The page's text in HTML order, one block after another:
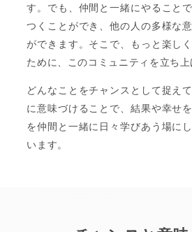
す。でも、仲間と一緒にやること
つくことができ、他の人の多様な
ができます。そこで、もっと楽し
ために、このコミュニティを立ち上
どんなことをチャンスとして捉え
に意味づけることで、結果や幸せ
を仲間と一緒に日々学びあう場に
います。